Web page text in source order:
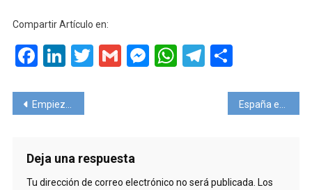
Compartir Artículo en:
Facebook
LinkedIn
Twitter
GmailMessenger
WhatsApp
Telegram
Navegación
entradas
Empieza la temporada de ballenas 2021, Puerto Madryn España extiende la cuarentena a los países de alto riesgo
Deja una respuesta
Tu dirección de correo electrónico no será publicada. Los